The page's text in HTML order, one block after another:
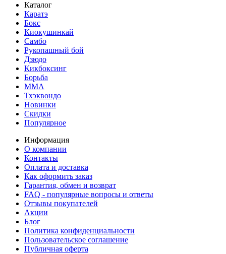
Каталог
Каратэ
Бокс
Киокушинкай
Самбо
Рукопашный бой
Дзюдо
Кикбоксинг
Борьба
MMA
Тхэквондо
Новинки
Скидки
Популярное
Информация
О компании
Контакты
Оплата и доставка
Как оформить заказ
Гарантия, обмен и возврат
FAQ - популярные вопросы и ответы
Отзывы покупателей
Акции
Блог
Политика конфиденциальности
Пользовательское соглашение
Публичная оферта